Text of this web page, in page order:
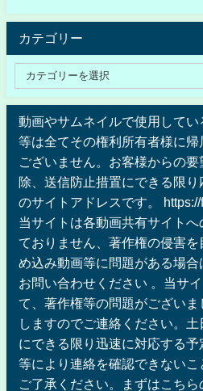
カテゴリー
動画やサムネイルで使用して
等は全てその権利所有者様に
ございません。お客様からの
除、送信防止措置にできる限
のサイトアドレスです。
当サイトは各動画共有サイト
ておりません、著作権の侵害
め込み動画等に問題がある場
お問い合わせください 。当サ
て、著作権等の問題がござい
しますのでご連絡ください。
にできる限り迅速に対応する
等により連絡を確認できないこ
ご了承ください。まずはこち